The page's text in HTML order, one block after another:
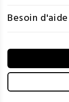
Besoin